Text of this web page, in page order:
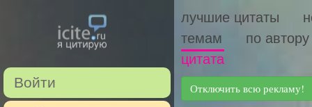
Войти
лучшие цитаты
темам
по автору
цитата
Отключить всю рекламу!